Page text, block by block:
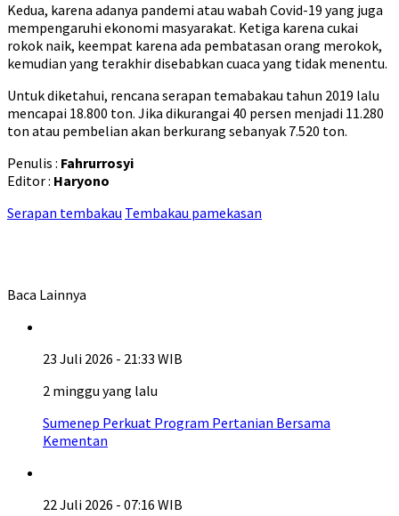
Kedua, karena adanya pandemi atau wabah Covid-19 yang juga
mempengaruhi ekonomi masyarakat. Ketiga karena cukai
rokok naik, keempat karena ada pembatasan orang merokok,
kemudian yang terakhir disebabkan cuaca yang tidak menentu.
Untuk diketahui, rencana serapan temabakau tahun 2019 lalu
mencapai 18.800 ton. Jika dikurangai 40 persen menjadi 11.280
ton atau pembelian akan berkurang sebanyak 7.520 ton.
Penulis : Fahrurrosyi
Editor : Haryono
Serapan tembakau Tembakau pamekasan
Baca Lainnya
23 Juli 2026 - 21:33 WIB
2 minggu yang lalu
Sumenep Perkuat Program Pertanian Bersama
Kementan
22 Juli 2026 - 07:16 WIB